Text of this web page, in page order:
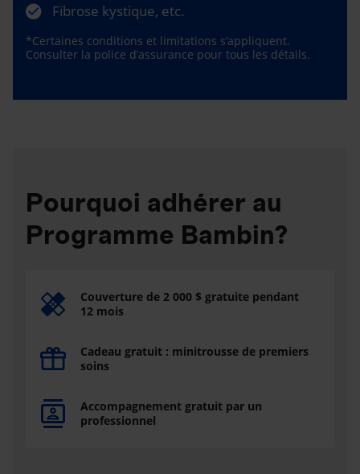
Fibrose kystique, etc.
*Certaines conditions et limitations s’appliquent.
Consulter la police d’assurance pour tous les détails.
Pourquoi adhérer au
Programme Bambin?
Couverture de 2 000 $ gratuite pendant
12 mois
Cadeau gratuit : minitrousse de premiers
soins
Accompagnement gratuit par un
professionnel